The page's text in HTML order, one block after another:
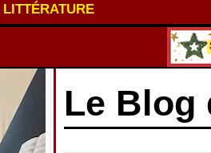
LITTÉRATURE
Le Blog